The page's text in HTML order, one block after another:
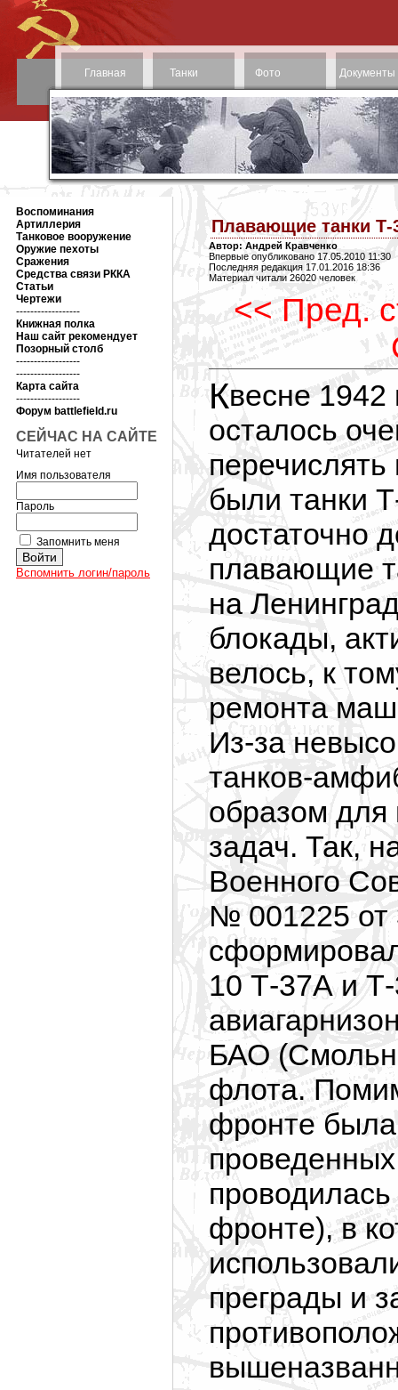
Главная Танки Фото Документы
Воспоминания
Артиллерия
Танковое вооружение
Оружие пехоты
Сражения
Средства связи РККА
Статьи
Чертежи
------------------
Книжная полка
Наш сайт рекомендует
Позорный столб
------------------
------------------
Карта сайта
------------------
Форум battlefield.ru
СЕЙЧАС НА САЙТЕ
Читателей нет
Имя пользователя
Пароль
Запомнить меня
Вспомнить логин/пароль
Плавающие танки Т-
Автор: Андрей Кравченко
Впервые опубликовано 17.05.2010 11:30
Последняя редакция 17.01.2016 18:36
Материал читали 26020 человек
<< Пред.
К весне 1942 года Т-37А в боевых частях
осталось
были танки
достаточно
плавающие
на
блокады,
велось, к
ремонта
Из-за
танков-
образом для
задач. Так,
Военного
№ 001225 от
10 Т-37А и
БАО
флота.
фронте была
фронте), в
преграды и